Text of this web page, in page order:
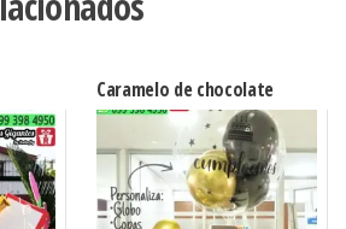
Caramelo de chocolate